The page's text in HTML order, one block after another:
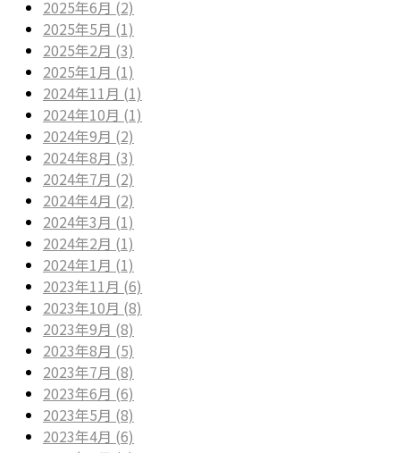
2025年6月 (2)
2025年5月 (1)
2025年2月 (3)
2025年1月 (1)
2024年11月 (1)
2024年10月 (1)
2024年9月 (2)
2024年8月 (3)
2024年7月 (2)
2024年4月 (2)
2024年3月 (1)
2024年2月 (1)
2024年1月 (1)
2023年11月 (6)
2023年10月 (8)
2023年9月 (8)
2023年8月 (5)
2023年7月 (8)
2023年6月 (6)
2023年5月 (8)
2023年4月 (6)